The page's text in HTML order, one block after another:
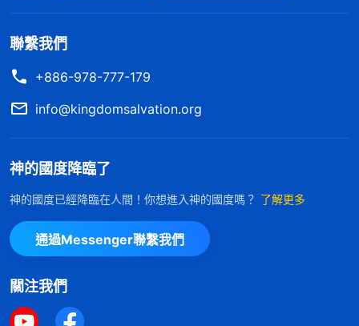
看見就信的有福了！』這句話的言外之意就是主耶穌
已經定罪他了，不是有福没福的事，就是你不信你就
向你顯現，讓你看見，把你折服了你才能信？作為一
個人，你有什麽資格要求神親自向你顯現？有什麽資
格讓神親自跟你這個敗壞的人説話？又有什麽資格讓
神把所有的事都給你説清楚之後你才能信呢？你要是
有理智的話，看見神説的這些話就能信了，你要是真
是看到這些話是真理，心裏就已經百分之百相信是神
不用疑惑。」
——《話・卷三
聯繫我們
+886-978-777-179
info@kingdomsalvation.org
神的國度降臨了
神的國度已經降臨在人間！你想進入神的國度嗎？ 了解更多
通過Messenger聯繫我們
關注我們
如何才能進天國得永生呢？主耶穌說：「
求，就給你們；尋找，就尋見；叩門，就給你們
你尋求主再來的奧祕，找到進天國得永生的路
途。我們期待與你一起探討、交流。